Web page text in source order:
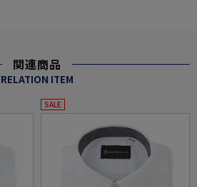
関連商品
RELATION ITEM
SALE